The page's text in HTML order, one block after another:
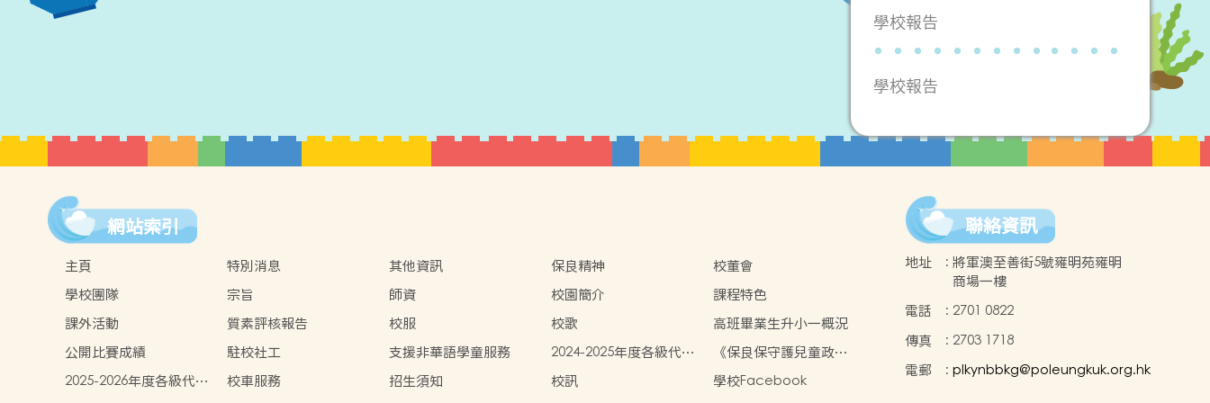
學校報告
學校報告
網站索引
主頁 特別消息 其他資訊 保良精神
校董會
學校團隊
宗旨 師資 校園簡介
課程特色
課外活動
質素評核報告 校服 校歌
高班畢業生升小一概況
公開比賽成績
駐校社工 支援非華語學童服務
2024-2025年度各級代辦
項目參考(以全套訂購計)
《保良保守護兒童政
策》
2025-2026年度各級代辦
校車服務 招生須知 校訊
學校Facebook
聯絡資訊
地址 : 將軍澳至善街5號雍明苑雍明
商場一樓
電話
: 2701 0822
傳真
: 2703 1718
電郵
: plkynbbkg@poleungkuk.org.hk